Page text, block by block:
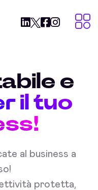
e
il tuo
al business a
protetta,